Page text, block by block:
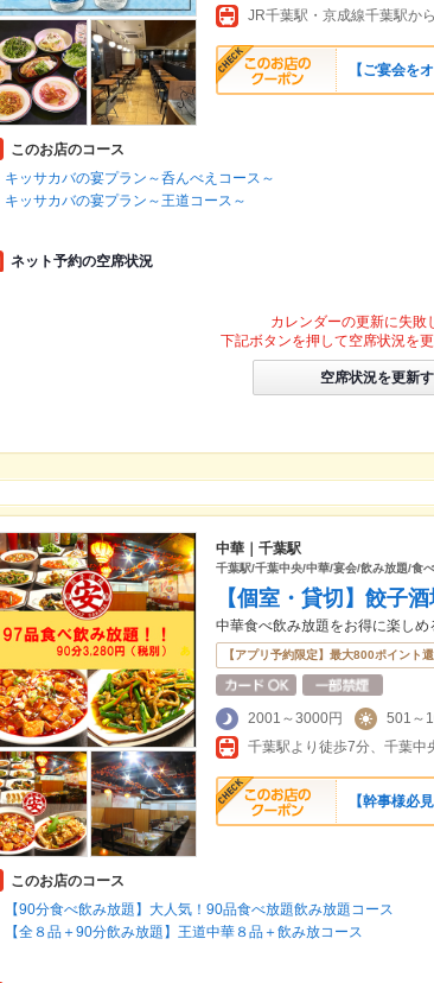
【ご宴会を
このお店のコース
キッサカバの宴プラン～呑んべえコース～
キッサカバの宴プラン～王道コース～
ネット予約の空席状況
カレンダーの更新に失敗
下記ボタンを押して空席状況を更
空席状況を更新
中華｜千葉駅
千葉駅/千葉中央/中華/宴会/飲み放題/食
【個室・貸切】餃子
中華食べ飲み放題をお得に楽しめ
【アプリ予約限定】最大800ポイント
2001～3000円
501～
千葉駅より徒歩7分、千葉中
【幹事様必
このお店のコース
【90分食べ飲み放題】大人気！90品食べ放題飲み放題コース
【全８品＋90分飲み放題】王道中華８品＋飲み放コース